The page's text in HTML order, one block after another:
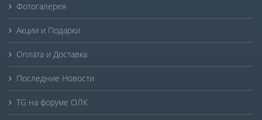
Фотогалерея
Акции и Подарки
Оплата и Доставка
Последние Новости
TG на форуме ОЛК